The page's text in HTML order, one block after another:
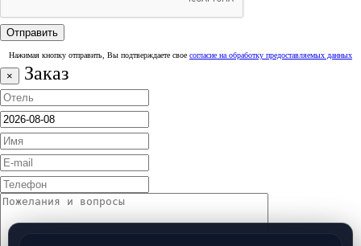
Нажимая кнопку отправить, Вы подтверждаете свое согласие на обработку предоставляемых данных
× Заказ